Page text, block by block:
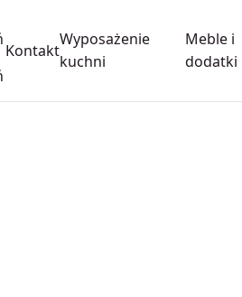
Kontakt
Wyposażenie
kuchni
Meble i
dodatki